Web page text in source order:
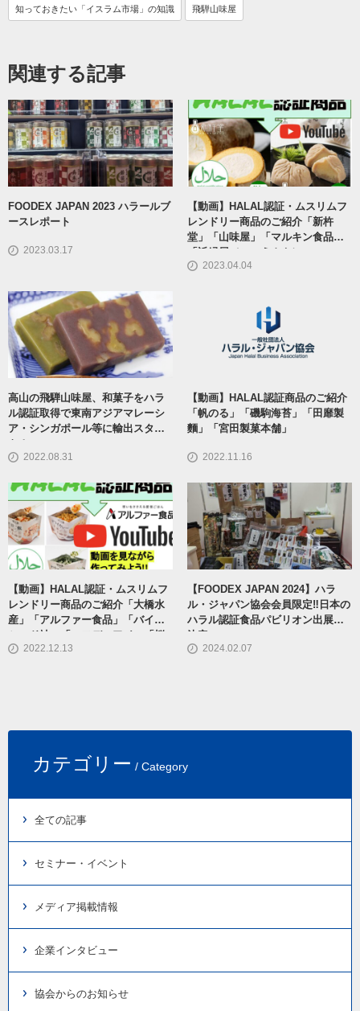
知っておきたい「イスラム市場」の知識 飛騨山味屋
関連する記事
FOODEX JAPAN 2023 ハラールブ
ースレポート
2023.03.17
【動画】HALAL認証・ムスリムフ
レンドリー商品のご紹介「新杵
堂」「山味屋」「マルキン食品」
「近縁屋（このえんや）」
2023.04.04
高山の飛騨山味屋、和菓子をハラ
ル認証取得で東南アジアマレーシ
ア・シンガポール等に輸出スター
ト！
2022.08.31
【動画】HALAL認証商品のご紹介
「帆のる」「磯駒海苔」「田靡製
麵」「宮田製菓本舗」
2022.11.16
【動画】HALAL認証・ムスリムフ
レンドリー商品のご紹介「大橋水
産」「アルファー食品」「バイオ
シード社」「エフディアイ」「桜
井食品」
2022.12.13
【FOODEX JAPAN 2024】ハラ
ル・ジャパン協会会員限定‼日本の
ハラル認証食品パビリオン出展社
決定
2024.02.07
カテゴリー / Category
全ての記事
セミナー・イベント
メディア掲載情報
企業インタビュー
協会からのお知らせ